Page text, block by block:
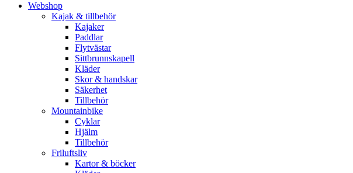
Webshop
Kajak & tillbehör
Kajaker
Paddlar
Flytvästar
Sittbrunnskapell
Kläder
Skor & handskar
Säkerhet
Tillbehör
Mountainbike
Cyklar
Hjälm
Tillbehör
Friluftsliv
Kartor & böcker